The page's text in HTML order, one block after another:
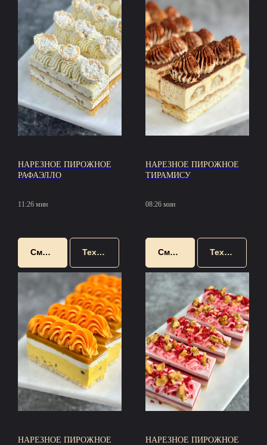
НАРЕЗНОЕ ПИРОЖНОЕ
РАФАЭЛЛО
11:26 мин
Смотреть Техкарта
НАРЕЗНОЕ ПИРОЖНОЕ
ТИРАМИСУ
08:26 мин
Смотреть Техкарта
НАРЕЗНОЕ ПИРОЖНОЕ
НАРЕЗНОЕ ПИРОЖНОЕ